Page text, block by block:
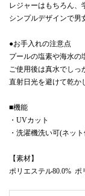
レジャーはもちろん、
シンプルデザインで男
●お手入れの注意点
プールの塩素や海水の
ご使用後は真水でしっ
直射日光を避けて乾か
■機能
・UVカット
・洗濯機洗い可(ネッ
【素材】
ポリエステル80.0% ポ